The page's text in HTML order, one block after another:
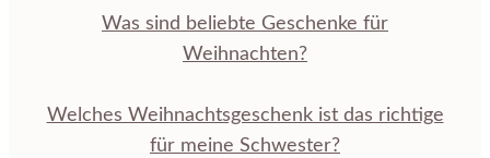
Was sind beliebte Geschenke für
Weihnachten?
Welches Weihnachtsgeschenk ist das richtige
für meine Schwester?